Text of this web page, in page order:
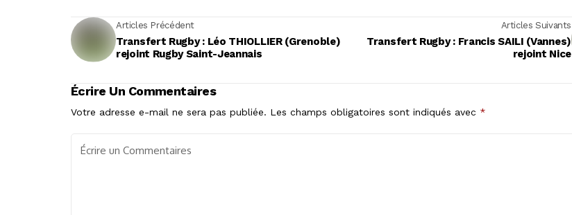
Articles Précédent
Transfert Rugby : Léo THIOLLIER (Grenoble)
rejoint Rugby Saint-Jeannais
Articles Suivants
Transfert Rugby : Francis SAILI (Vannes)
rejoint Nice
Écrire Un Commentaires
Votre adresse e-mail ne sera pas publiée. Les champs obligatoires sont indiqués avec *